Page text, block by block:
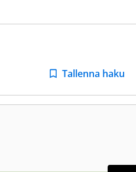
Tallenna haku